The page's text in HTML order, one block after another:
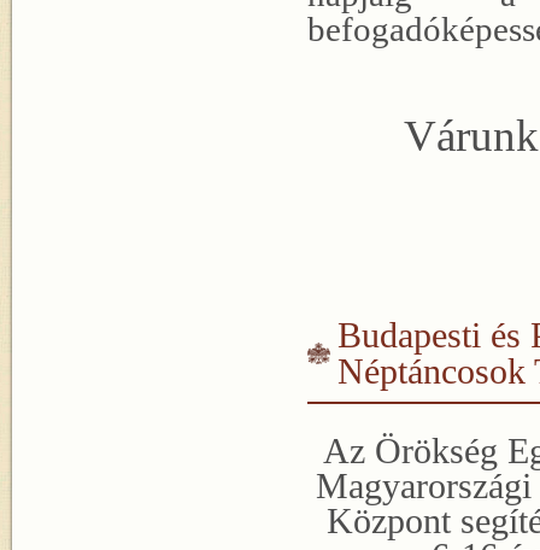
Budapesti és
Néptáncosok
Az Örökség
Központ